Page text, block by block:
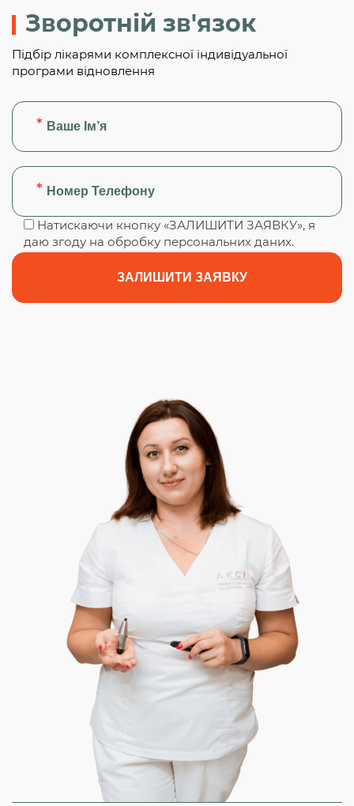
Зворотній зв'язок
Підбір лікарями комплексної індивідуальної
програми відновлення
Натискаючи кнопку «ЗАЛИШИТИ ЗАЯВКУ», я
даю згоду на обробку персональних даних.